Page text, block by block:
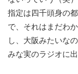
指定は四千頭身の
で、それはまだわ
し、大阪みたいな
みな実のラジオに